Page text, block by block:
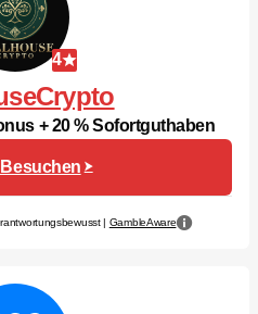
4
+ 20 % Sofortguthaben
| GambleAware